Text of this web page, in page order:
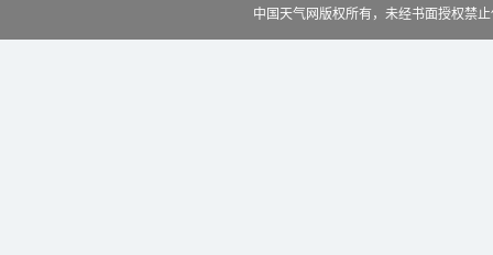
中国天气网版权所有，未经书面授权